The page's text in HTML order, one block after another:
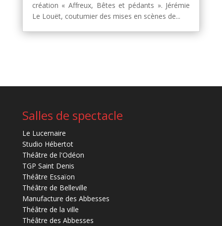
création « Affreux, Bêtes et pédants ». Jérémie
Le Louët, coutumier des mises en scènes de...
Salles de spectacle
Le Lucernaire
Studio Hébertot
Théâtre de l'Odéon
TGP Saint Denis
Théâtre Essaïon
Théâtre de Belleville
Manufacture des Abbesses
Théâtre de la ville
Théâtre des Abbesses